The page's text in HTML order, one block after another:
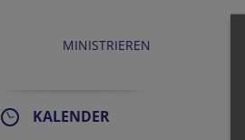
MINISTRIEREN
KALENDER